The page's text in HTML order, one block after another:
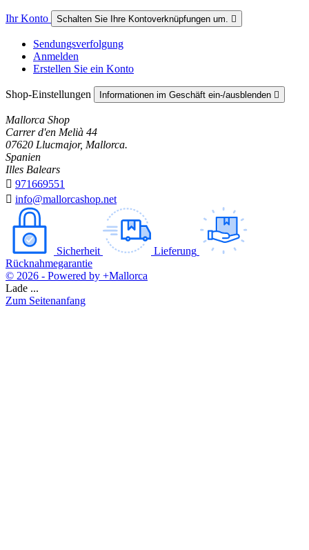
Ihr Konto Schalten Sie Ihre Kontoverknüpfungen um. 
Sendungsverfolgung
Anmelden
Erstellen Sie ein Konto
Shop-Einstellungen Informationen im Geschäft ein-/ausblenden 
Mallorca Shop
Carrer d'en Melià 44
07620 Llucmajor, Mallorca.
Spanien
Illes Balears
 971669551
 info@mallorcashop.net
Sicherheit
Lieferung
Rücknahmegarantie
© 2026 - Powered by +Mallorca
Lade ...
Zum Seitenanfang